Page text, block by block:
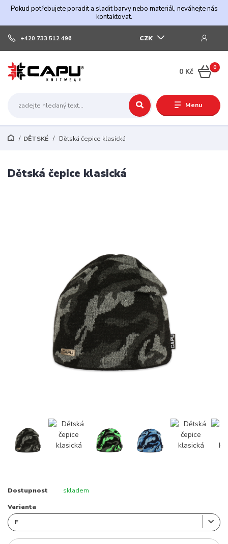
Pokud potřebujete poradit a sladit barvy nebo materiál, neváhejte nás
kontaktovat.
Menu
CZK
+420 733 512 496
0
0 Kč
DĚTSKÉ Dětská čepice klasická
Dětská čepice klasická
Dostupnost skladem
Varianta